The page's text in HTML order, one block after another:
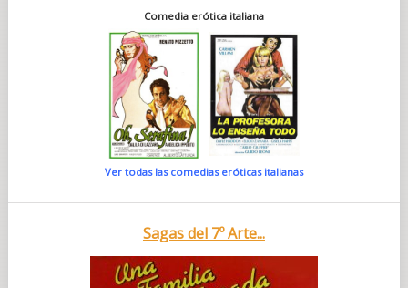
Comedia erótica italiana
Ver todas las comedias eróticas italianas
Sagas del 7º Arte...